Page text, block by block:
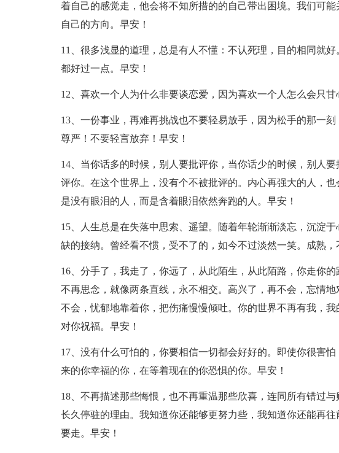
着自己的感觉走，他会将不知所措的的自己带出困境。我们可
自己的方向。早安！
11、很多浅显的道理，总是有人不懂：不认死理，目的相同就
都好过一点。早安！
12、喜欢一个人为什么非要谈恋爱，因为喜欢一个人怎么会只甘
13、一份事业，再难再挑战也不要轻易放手，因为松手的那一
尊严！不要轻言放弃！早安！
14、当你话多的时候，别人要批评你，当你话少的时候，别人
评你。在这个世界上，没有个不被批评的。内心再强大的人，
是没有眼泪的人，而是含着眼泪依然奔跑的人。早安！
15、人生总是在失落中思索、遥望。随着年轮渐渐淡忘，沉淀
缺的接纳。曾经看不惯，受不了的，如今不过淡然一笑。成熟，
16、分手了，我走了，你远了，从此陌生，从此陌路，你走你
不再思念，就像两条直线，永不相交。高兴了，再不会，忘情
不会，忧郁地靠着你，把伤痛慢慢倾吐。你的世界不再有我，
对你祝福。早安！
17、没有什么可怕的，你要相信一切都会好好的。即使你很害
来的你幸福的你，在等着现在的你恐惧的你。早安！
18、不再描述那些悔恨，也不再重温那些欣喜，连同所有错过
长久停驻的理由。我知道你还能够更努力些，我知道你还能再
要走。早安！